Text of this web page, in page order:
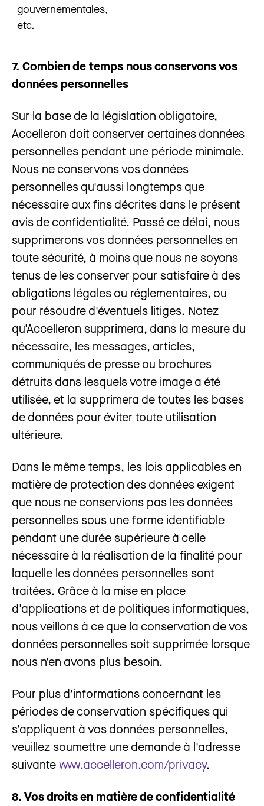
gouvernementales,
etc.
7. Combien de temps nous conservons vos
données personnelles
Sur la base de la législation obligatoire,
Accelleron doit conserver certaines données
personnelles pendant une période minimale.
Nous ne conservons vos données
personnelles qu'aussi longtemps que
nécessaire aux fins décrites dans le présent
avis de confidentialité. Passé ce délai, nous
supprimerons vos données personnelles en
toute sécurité, à moins que nous ne soyons
tenus de les conserver pour satisfaire à des
obligations légales ou réglementaires, ou
pour résoudre d'éventuels litiges. Notez
qu'Accelleron supprimera, dans la mesure du
nécessaire, les messages, articles,
communiqués de presse ou brochures
détruits dans lesquels votre image a été
utilisée, et la supprimera de toutes les bases
de données pour éviter toute utilisation
ultérieure.
Dans le même temps, les lois applicables en
matière de protection des données exigent
que nous ne conservions pas les données
personnelles sous une forme identifiable
pendant une durée supérieure à celle
nécessaire à la réalisation de la finalité pour
laquelle les données personnelles sont
traitées. Grâce à la mise en place
d'applications et de politiques informatiques,
nous veillons à ce que la conservation de vos
données personnelles soit supprimée lorsque
nous n'en avons plus besoin.
Pour plus d'informations concernant les
périodes de conservation spécifiques qui
s'appliquent à vos données personnelles,
veuillez soumettre une demande à l'adresse
suivante www.accelleron.com/privacy.
8. Vos droits en matière de confidentialité